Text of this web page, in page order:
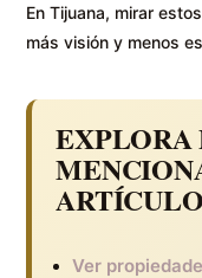
En Tijuana, mirar
más visión y menos
EXPLORA
ARTÍCULO
Ver